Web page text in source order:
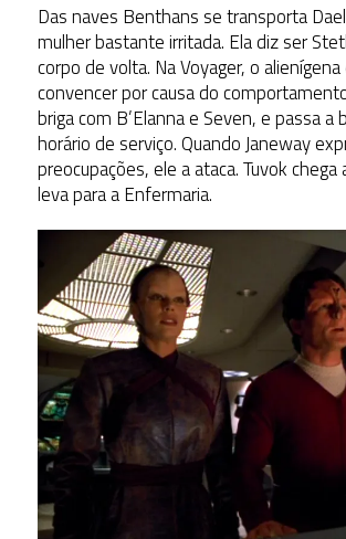
Das naves Benthans se transporta
mulher bastante irritada. Ela diz ser
corpo de volta. Na Voyager, o
convencer por causa do
briga com B’Elanna e Seven, e passa a
horário de serviço. Quando Janeway
preocupações, ele a ataca. Tuvok
leva para a Enfermaria.